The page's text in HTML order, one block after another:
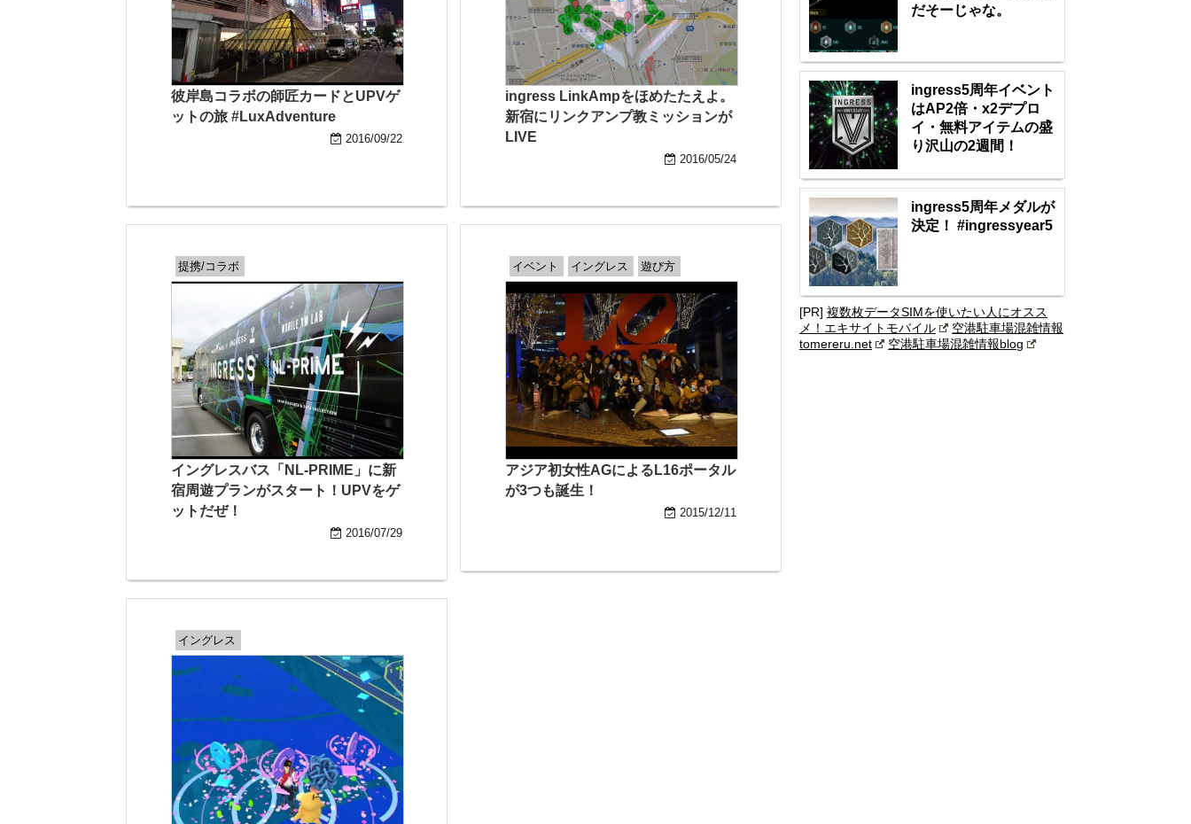
彼岸島コラボの師匠カードとUPVゲ
ットの旅 #LuxAdventure
2016/09/22
提携/コラボ
イングレスバス「NL-PRIME」に新
宿周遊プランがスタート！UPVをゲ
ットだぜ！
2016/07/29
イングレス
ingress LinkAmpをほめたたえよ。
新宿にリンクアンプ教ミッションが
LIVE
2016/05/24
イベント イングレス 遊び方
アジア初女性AGによるL16ポータル
が3つも誕生！
2015/12/11
だそーじゃな。
ingress5周年イベント
はAP2倍・x2デプロ
イ・無料アイテムの盛
り沢山の2週間！
ingress5周年メダルが
決定！ #ingressyear5
[PR] 複数枚データSIMを使いたい人にオスス
メ！エキサイトモバイル
空港駐車場混雑情報
tomereru.net
空港駐車場混雑情報blog